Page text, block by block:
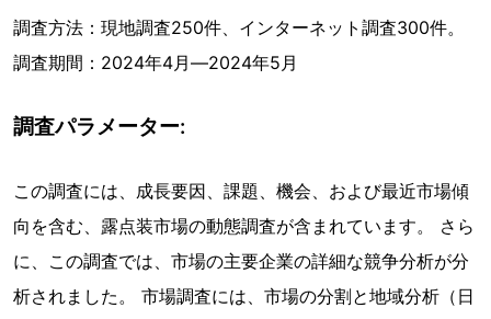
調査方法：現地調査250件、インターネット調査300件。
調査期間：2024年4月―2024年5月
調査パラメーター:
この調査には、成長要因、課題、機会、および最近市場傾
向を含む、露点装市場の動態調査が含まれています。 さら
に、この調査では、市場の主要企業の詳細な競争分析が分
析されました。 市場調査には、市場の分割と地域分析（日